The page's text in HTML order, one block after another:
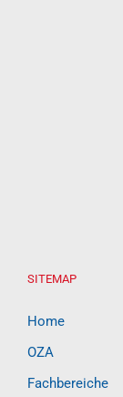
SITEMAP
Home
OZA
Fachbereiche